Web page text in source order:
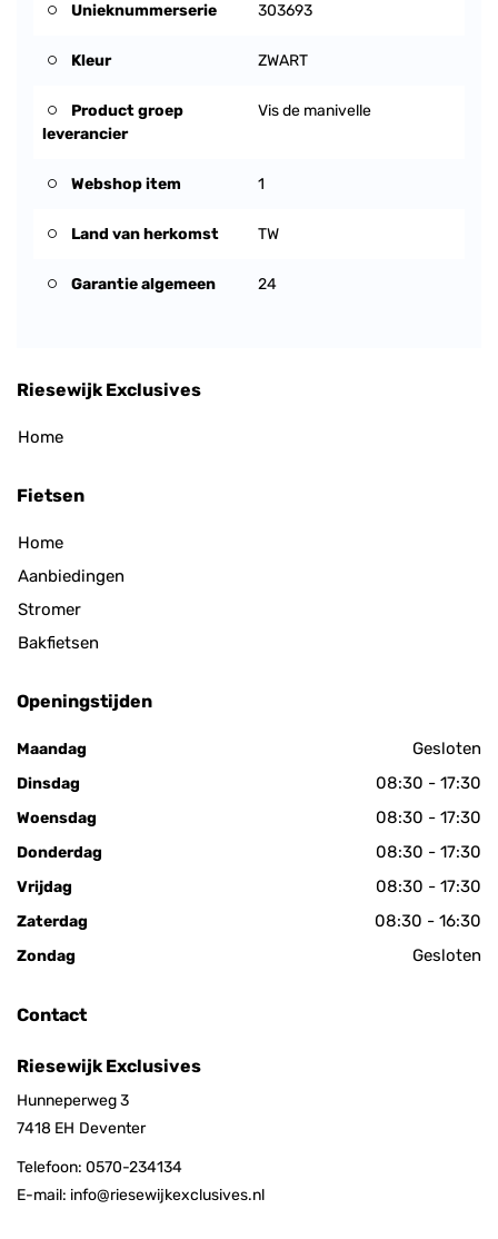
Unieknummerserie 303693
Kleur ZWART
Product groep
leverancier
Vis de manivelle
Webshop item 1
Land van herkomst TW
Garantie algemeen 24
Riesewijk Exclusives
Home
Fietsen
Home
Aanbiedingen
Stromer
Bakfietsen
Openingstijden
Maandag Gesloten
Dinsdag 08:30 - 17:30
Woensdag 08:30 - 17:30
Donderdag 08:30 - 17:30
Vrijdag 08:30 - 17:30
Zaterdag 08:30 - 16:30
Zondag Gesloten
Contact
Riesewijk Exclusives
Hunneperweg 3
7418 EH Deventer
Telefoon: 0570-234134
E-mail: info@riesewijkexclusives.nl